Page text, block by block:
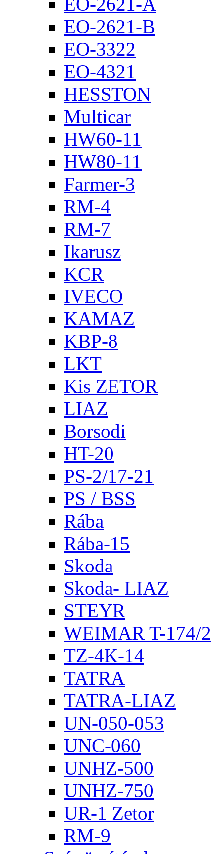
EO-2621-B
EO-3322
EO-4321
HESSTON
Multicar
HW60-11
HW80-11
Farmer-3
RM-4
RM-7
Ikarusz
KCR
IVECO
KAMAZ
KBP-8
LKT
Kis ZETOR
LIAZ
Borsodi
HT-20
PS-2/17-21
PS / BSS
Rába
Rába-15
Skoda
Skoda- LIAZ
STEYR
WEIMAR T-174/2
TZ-4K-14
TATRA
TATRA-LIAZ
UN-050-053
UNC-060
UNHZ-500
UNHZ-750
UR-1 Zetor
RM-9